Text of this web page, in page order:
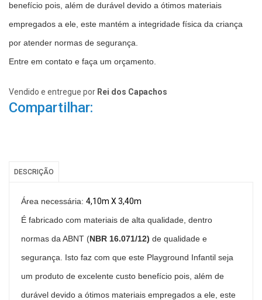
benefício pois, além de durável devido a ótimos materiais
empregados a ele, este mantém a integridade física da criança
por atender normas de segurança.
Entre em contato e faça um orçamento.
Vendido e entregue por Rei dos Capachos
Compartilhar:
DESCRIÇÃO
Área necessária: 4,10m X 3,40m
É fabricado com materiais de alta qualidade, dentro
normas da ABNT (NBR 16.071/12) de qualidade e
segurança. Isto faz com que este Playground Infantil seja
um produto de excelente custo benefício pois, além de
durável devido a ótimos materiais empregados a ele, este